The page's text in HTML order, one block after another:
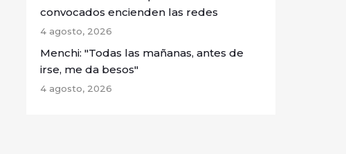
convocados encienden las redes
4 agosto, 2026
Menchi: "Todas las mañanas, antes de
irse, me da besos"
4 agosto, 2026